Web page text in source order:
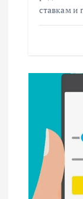
ставкам и